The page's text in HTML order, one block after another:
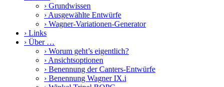
› Grundwissen
› Ausgewählte Entwürfe
› Wagner-Variationen-Generator
› Links
› Über …
› Worum geht’s eigentlich?
› Ansichtsoptionen
› Benennung der Canters-Entwürfe
› Benennung Wagner IX.i